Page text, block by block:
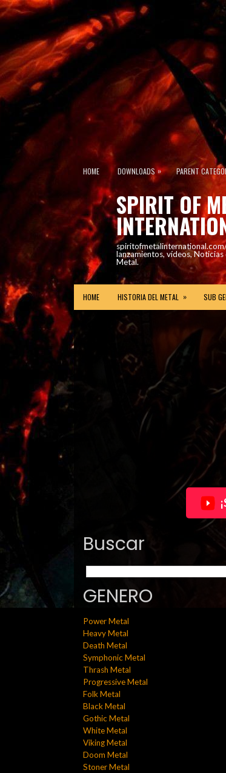
HOME DOWNLOADS » PARENT
SPIRIT OF
lanzamientos, vídeos,
Metal.
HOME HISTORIA DEL METAL » SUB
Buscar
GENERO
Power Metal
Heavy Metal
Death Metal
Symphonic Metal
Thrash Metal
Progressive Metal
Folk Metal
Black Metal
Gothic Metal
White Metal
Viking Metal
Doom Metal
Stoner Metal